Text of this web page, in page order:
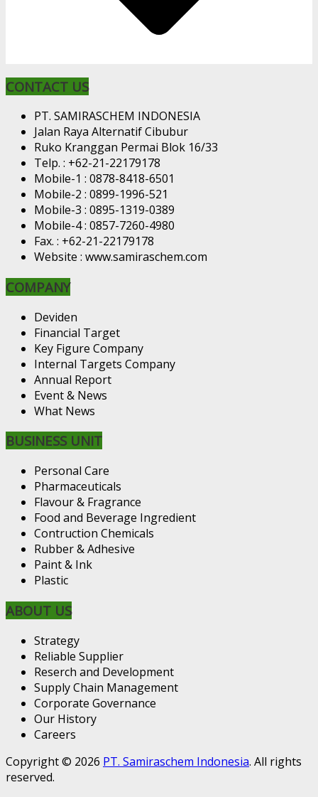
CONTACT US
PT. SAMIRASCHEM INDONESIA
Jalan Raya Alternatif Cibubur
Ruko Kranggan Permai Blok 16/33
Telp. : +62-21-22179178
Mobile-1 : 0878-8418-6501
Mobile-2 : 0899-1996-521
Mobile-3 : 0895-1319-0389
Mobile-4 : 0857-7260-4980
Fax. : +62-21-22179178
Website : www.samiraschem.com
COMPANY
Deviden
Financial Target
Key Figure Company
Internal Targets Company
Annual Report
Event & News
What News
BUSINESS UNIT
Personal Care
Pharmaceuticals
Flavour & Fragrance
Food and Beverage Ingredient
Contruction Chemicals
Rubber & Adhesive
Paint & Ink
Plastic
ABOUT US
Strategy
Reliable Supplier
Reserch and Development
Supply Chain Management
Corporate Governance
Our History
Careers
Copyright © 2026 PT. Samiraschem Indonesia. All rights
reserved.